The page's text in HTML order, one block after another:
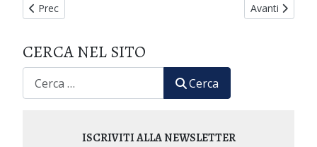
Articolo precedente: Filosofia e scienza - quinta parte -
Prec Articolo
Avanti
CERCA NEL SITO
Cerca
ISCRIVITI ALLA NEWSLETTER